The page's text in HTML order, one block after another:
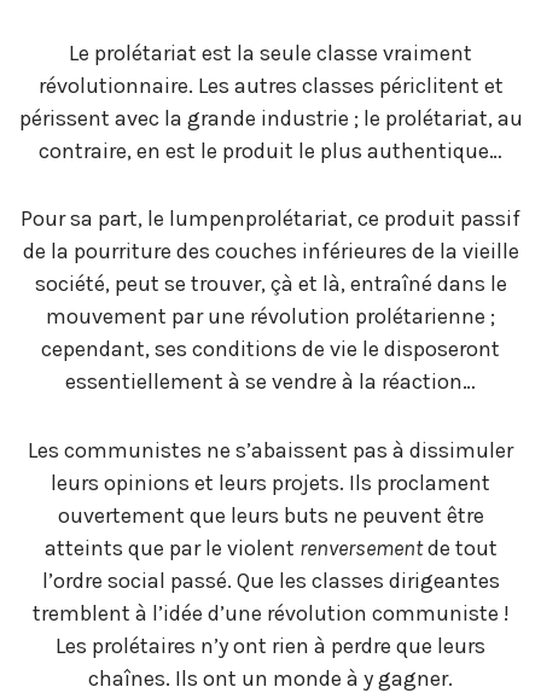
Le prolétariat est la seule classe vraiment
révolutionnaire. Les autres classes périclitent et
périssent avec la grande industrie ; le prolétariat, au
contraire, en est le produit le plus authentique…
Pour sa part, le lumpenprolétariat, ce produit passif
de la pourriture des couches inférieures de la vieille
société, peut se trouver, çà et là, entraîné dans le
mouvement par une révolution prolétarienne ;
cependant, ses conditions de vie le disposeront
essentiellement à se vendre à la réaction…
Les communistes ne s’abaissent pas à dissimuler
leurs opinions et leurs projets. Ils proclament
ouvertement que leurs buts ne peuvent être
atteints que par le violent renversementde tout
l’ordre social passé. Que les classes dirigeantes
tremblent à l’idée d’une révolution communiste !
Les prolétaires n’y ont rien à perdre que leurs
chaînes. Ils ont un monde à y gagner.